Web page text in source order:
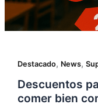
Destacado, News,
Descuentos
comer bien